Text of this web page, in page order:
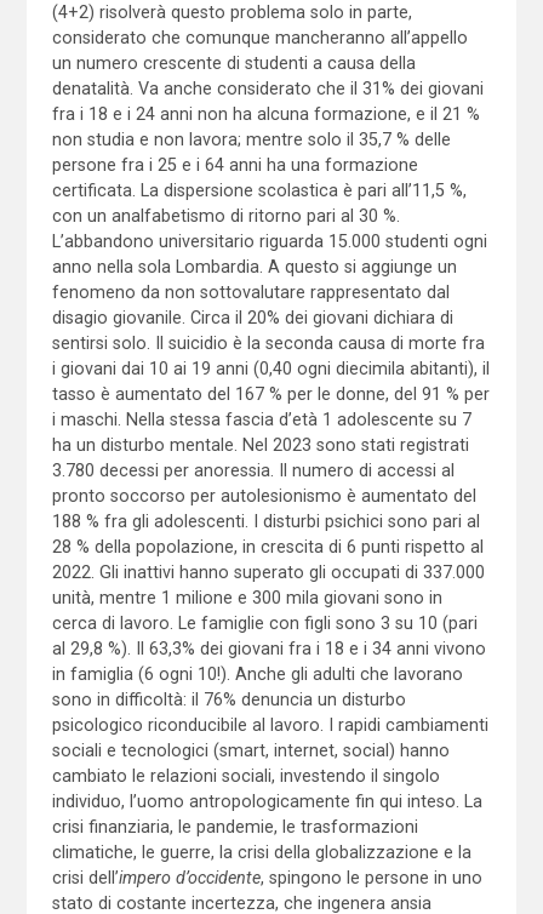
(4+2) risolverà questo problema solo in parte,
considerato che comunque mancheranno all’appello
un numero crescente di studenti a causa della
denatalità. Va anche considerato che il 31% dei giovani
fra i 18 e i 24 anni non ha alcuna formazione, e il 21 %
non studia e non lavora; mentre solo il 35,7 % delle
persone fra i 25 e i 64 anni ha una formazione
certificata. La dispersione scolastica è pari all’11,5 %,
con un analfabetismo di ritorno pari al 30 %.
L’abbandono universitario riguarda 15.000 studenti ogni
anno nella sola Lombardia. A questo si aggiunge un
fenomeno da non sottovalutare rappresentato dal
disagio giovanile. Circa il 20% dei giovani dichiara di
sentirsi solo. Il suicidio è la seconda causa di morte fra
i giovani dai 10 ai 19 anni (0,40 ogni diecimila abitanti), il
tasso è aumentato del 167 % per le donne, del 91 % per
i maschi. Nella stessa fascia d’età 1 adolescente su 7
ha un disturbo mentale. Nel 2023 sono stati registrati
3.780 decessi per anoressia. Il numero di accessi al
pronto soccorso per autolesionismo è aumentato del
188 % fra gli adolescenti. I disturbi psichici sono pari al
28 % della popolazione, in crescita di 6 punti rispetto al
2022. Gli inattivi hanno superato gli occupati di 337.000
unità, mentre 1 milione e 300 mila giovani sono in
cerca di lavoro. Le famiglie con figli sono 3 su 10 (pari
al 29,8 %). Il 63,3% dei giovani fra i 18 e i 34 anni vivono
in famiglia (6 ogni 10!). Anche gli adulti che lavorano
sono in difficoltà: il 76% denuncia un disturbo
psicologico riconducibile al lavoro. I rapidi cambiamenti
sociali e tecnologici (smart, internet, social) hanno
cambiato le relazioni sociali, investendo il singolo
individuo, l’uomo antropologicamente fin qui inteso. La
crisi finanziaria, le pandemie, le trasformazioni
climatiche, le guerre, la crisi della globalizzazione e la
crisi dell’impero d’occidente, spingono le persone in uno
stato di costante incertezza, che ingenera ansia